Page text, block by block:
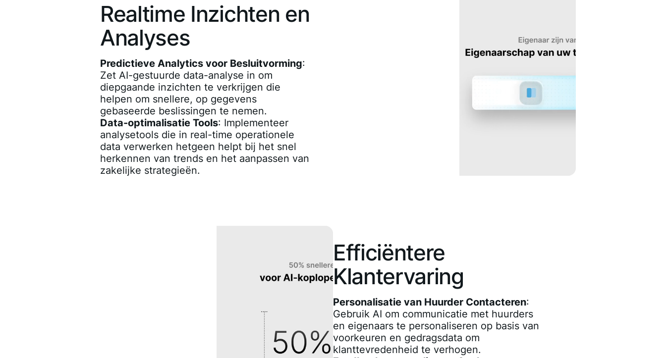
Realtime Inzichten en
Analyses
Predictieve Analytics voor Besluitvorming:
Zet AI-gestuurde data-analyse in om
diepgaande inzichten te verkrijgen die
helpen om snellere, op gegevens
gebaseerde beslissingen te nemen.
Data-optimalisatie Tools: Implementeer
analysetools die in real-time operationele
data verwerken hetgeen helpt bij het snel
herkennen van trends en het aanpassen van
zakelijke strategieën.
Efficiëntere
Klantervaring
Personalisatie van Huurder Contacteren:
Gebruik AI om communicatie met huurders
en eigenaars te personaliseren op basis van
voorkeuren en gedragsdata om
klanttevredenheid te verhogen.